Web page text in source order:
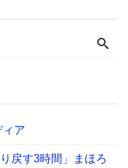
ィア
戻す3時間」まほろ